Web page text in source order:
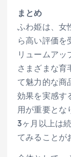
まとめ
ふわ姫は、女
ら高い評価を
リュームアッ
さまざまな育
て魅力的な商
効果を実感す
用が重要とな
3ヶ月以上は
てみることが